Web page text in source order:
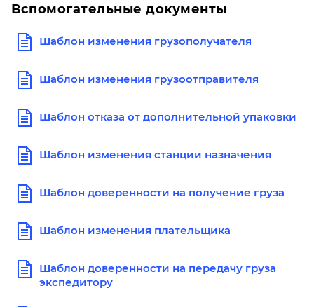
Вспомогательные документы
Шаблон изменения грузополучателя
Шаблон изменения грузоотправителя
Шаблон отказа от дополнительной упаковки
Шаблон изменения станции назначения
Шаблон доверенности на получение груза
Шаблон изменения плательщика
Шаблон доверенности на передачу груза
экспедитору